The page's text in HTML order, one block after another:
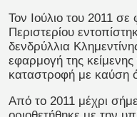
Τον Ιούλιο του 2011 σε
Περιστερίου
δενδρύλλια
εφαρμογή της
καταστροφή με καύση
Από το 2011 μέχρι